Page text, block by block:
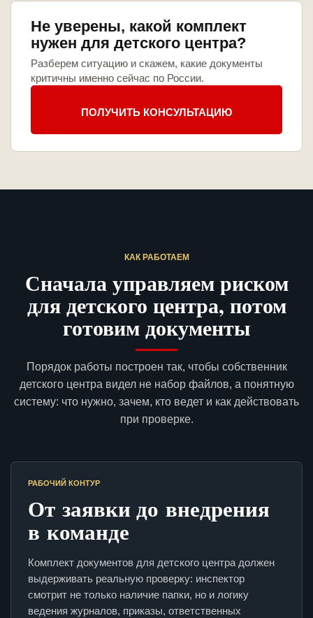
Не уверены, какой комплект
нужен для детского центра?
Разберем ситуацию и скажем, какие документы
критичны именно сейчас по России.
ПОЛУЧИТЬ КОНСУЛЬТАЦИЮ
КАК РАБОТАЕМ
Сначала управляем риском
для детского центра, потом
готовим документы
Порядок работы построен так, чтобы собственник
детского центра видел не набор файлов, а понятную
систему: что нужно, зачем, кто ведет и как действовать
при проверке.
РАБОЧИЙ КОНТУР
От заявки до внедрения
в команде
Комплект документов для детского центра должен
выдерживать реальную проверку: инспектор
смотрит не только наличие папки, но и логику
ведения журналов, приказы, ответственных